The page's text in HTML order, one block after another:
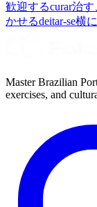
歓迎するcurar治す
かせるdeitar-se横
Master Brazilian
exercises, and